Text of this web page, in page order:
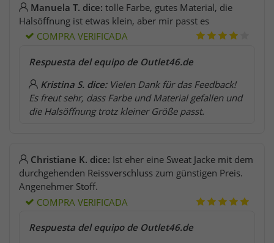
Manuela T. dice: tolle Farbe, gutes Material, die
Halsöffnung ist etwas klein, aber mir passt es
COMPRA VERIFICADA
Respuesta del equipo de Outlet46.de
Kristina S. dice: Vielen Dank für das Feedback!
Es freut sehr, dass Farbe und Material gefallen und
die Halsöffnung trotz kleiner Größe passt.
Christiane K. dice: Ist eher eine Sweat Jacke mit dem
durchgehenden Reissverschluss zum günstigen Preis.
Angenehmer Stoff.
COMPRA VERIFICADA
Respuesta del equipo de Outlet46.de